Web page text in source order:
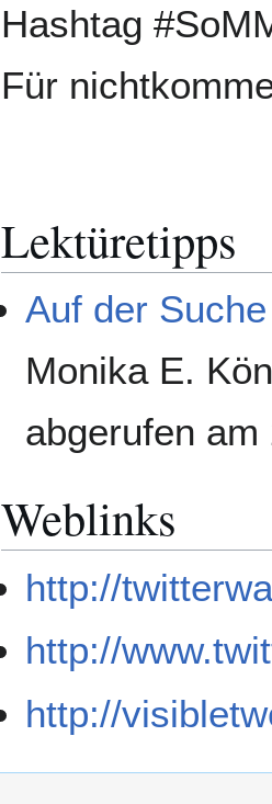
Hashtag
Für
Lektüretipps
Auf der
Monika E.
abgerufen am
Weblinks
http://
http://
http://